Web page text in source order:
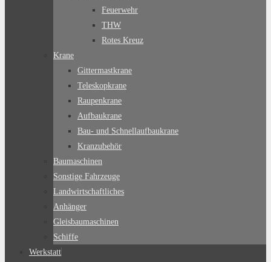
Feuerwehr
THW
Rotes Kreuz
Krane
Gittermastkrane
Teleskopkrane
Raupenkrane
Aufbaukrane
Bau- und Schnellaufbaukrane
Kranzubehör
Baumaschinen
Sonstige Fahrzeuge
Landwirtschaftliches
Anhänger
Gleisbaumaschinen
Schiffe
Werkstatt